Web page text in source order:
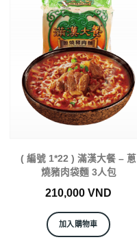
( 編號 1*22 ) 滿漢大餐 – 蔥
燒豬肉袋麵 3人包
210,000 VND
加入購物車